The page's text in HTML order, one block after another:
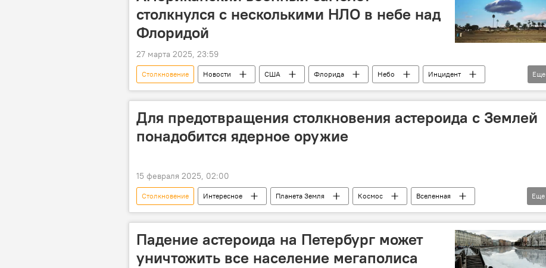
столкнулся с несколькими НЛО в небе над
Флоридой
27 марта 2025, 23:59
Столкновение Новости США Флорида Небо
Инцидент
военный самолет
НЛО Связь Помехи радиопомехи
ПВО
Еще
Для предотвращения столкновения астероида с Землей
понадобится ядерное оружие
15 февраля 2025, 02:00
Столкновение Интересное Планета Земля Космос
Вселенная
Астероид
Приближение астероида ядерное оружие Астрономы
Еще
Падение астероида на Петербург может
уничтожить все население мегаполиса